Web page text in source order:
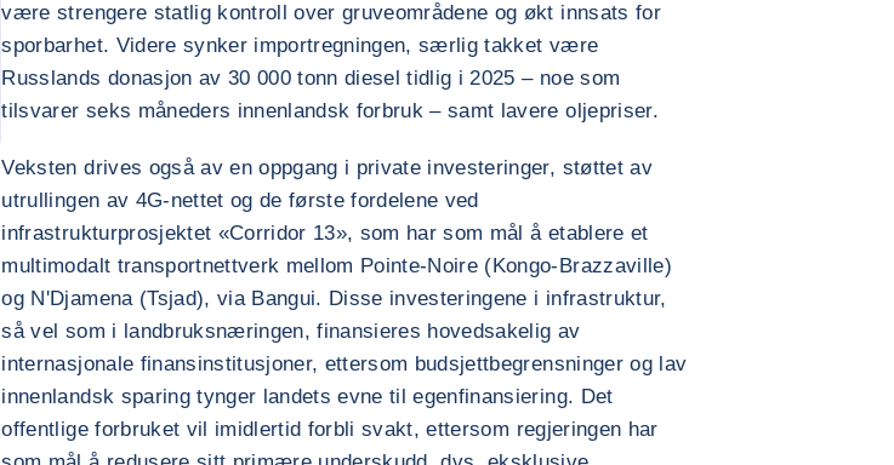
være strengere statlig kontroll over gruveområdene og økt innsats for
sporbarhet. Videre synker importregningen, særlig takket være
Russlands donasjon av 30 000 tonn diesel tidlig i 2025 – noe som
tilsvarer seks måneders innenlandsk forbruk – samt lavere oljepriser.
Veksten drives også av en oppgang i private investeringer, støttet av
utrullingen av 4G-nettet og de første fordelene ved
infrastrukturprosjektet «Corridor 13», som har som mål å etablere et
multimodalt transportnettverk mellom Pointe-Noire (Kongo-Brazzaville)
og N'Djamena (Tsjad), via Bangui. Disse investeringene i infrastruktur,
så vel som i landbruksnæringen, finansieres hovedsakelig av
internasjonale finansinstitusjoner, ettersom budsjettbegrensninger og lav
innenlandsk sparing tynger landets evne til egenfinansiering. Det
offentlige forbruket vil imidlertid forbli svakt, ettersom regjeringen har